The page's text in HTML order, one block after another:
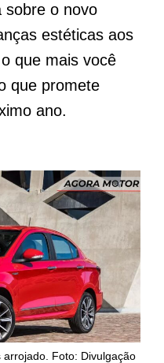
sobre o novo
estéticas aos
que mais você
que promete
ano.
Foto: Divulgação